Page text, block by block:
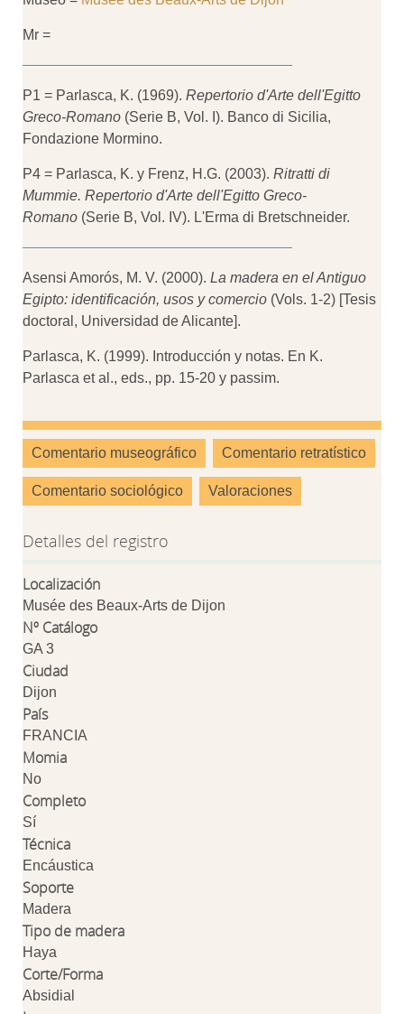
Mr =
P1 = Parlasca, K. (1969). Repertorio d'Arte dell'Egitto
Greco-Romano (Serie B, Vol. I). Banco di Sicilia,
Fondazione Mormino.
P4 = Parlasca, K. y Frenz, H.G. (2003). Ritratti di
Mummie. Repertorio d'Arte dell'Egitto Greco-
Romano (Serie B, Vol. IV). L'Erma di Bretschneider.
Asensi Amorós, M. V. (2000). La madera en el Antiguo
Egipto: identificación, usos y comercio (Vols. 1-2) [Tesis
doctoral, Universidad de Alicante].
Parlasca, K. (1999). Introducción y notas. En K.
Parlasca et al., eds., pp. 15-20 y passim.
Comentario museográfico Comentario retratístico
Comentario sociológico Valoraciones
Detalles del registro
Localización
Musée des Beaux-Arts de Dijon
Nº Catálogo
GA 3
Ciudad
Dijon
País
FRANCIA
Momia
No
Completo
Sí
Técnica
Encáustica
Soporte
Madera
Tipo de madera
Haya
Corte/Forma
Absidial